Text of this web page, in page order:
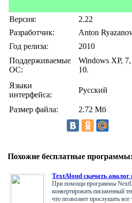
Версия:
2.22
Разработчик:
Anton
Год релиза:
2010
Поддерживаемые
ОС:
Windows XP,
10.
Языки
интерфейса:
Русский
Размер файла: 2.72 Мб
Похожие бесплатные программы:
TextAloud скачать
При помощи программы
конвертировать письменный
что позволяет прослушать все